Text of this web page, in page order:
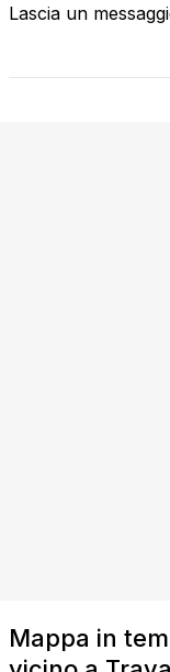
Lascia un
Mappa in